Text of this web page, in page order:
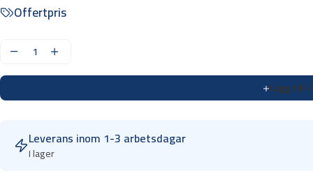
Offertpris
i
n
Lägg till
Leverans inom 1-3 arbetsdagar
I lager